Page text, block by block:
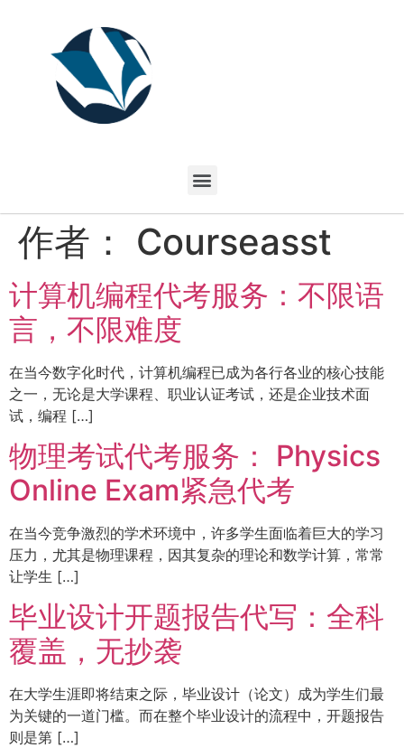
作者： Courseasst
计算机编程代考服务：不限语
言，不限难度
在当今数字化时代，计算机编程已成为各行各业的核心技能
之一，无论是大学课程、职业认证考试，还是企业技术面
试，编程 […]
物理考试代考服务： Physics
Online Exam紧急代考
在当今竞争激烈的学术环境中，许多学生面临着巨大的学习
压力，尤其是物理课程，因其复杂的理论和数学计算，常常
让学生 […]
毕业设计开题报告代写：全科
覆盖，无抄袭
在大学生涯即将结束之际，毕业设计（论文）成为学生们最
为关键的一道门槛。而在整个毕业设计的流程中，开题报告
则是第 […]